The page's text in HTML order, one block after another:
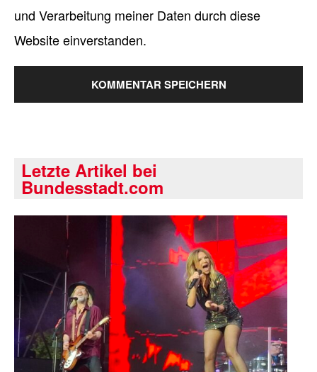
und Verarbeitung meiner Daten durch diese
Website einverstanden.
Letzte Artikel bei
Bundesstadt.com